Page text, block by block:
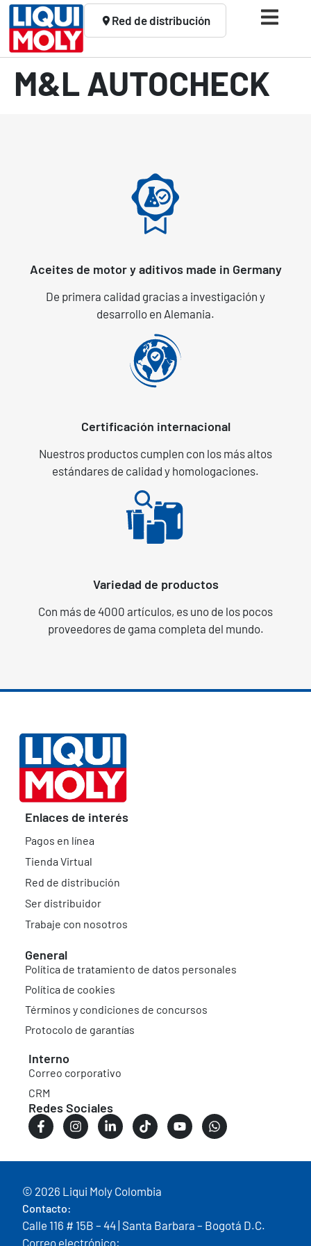
Red de distribución
M&L AUTOCHECK
Aceites de motor y aditivos made in Germany
De primera calidad gracias a investigación y
desarrollo en Alemania.
Certificación internacional
Nuestros productos cumplen con los más altos
estándares de calidad y homologaciones.
Variedad de productos
Con más de 4000 artículos, es uno de los pocos
proveedores de gama completa del mundo.
Enlaces de interés
Pagos en línea
Tienda Virtual
Red de distribución
Ser distribuidor
Trabaje con nosotros
General
Política de tratamiento de datos personales
Política de cookies
Términos y condiciones de concursos
Protocolo de garantías
Interno
Correo corporativo
CRM
Redes Sociales
© 2026 Liqui Moly Colombia
Contacto:
Calle 116 # 15B – 44 | Santa Barbara – Bogotá D.C.
Correo electrónico: